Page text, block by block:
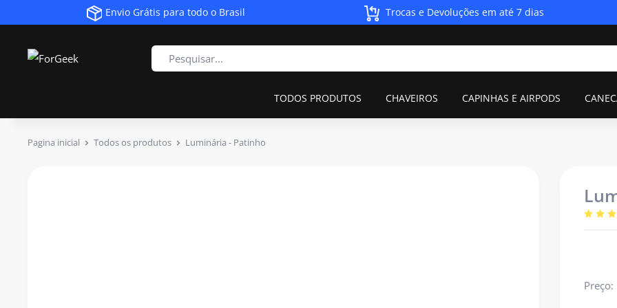
Envio Grátis para todo o Brasil Trocas e Devoluções em até 7 dias
TODOS PRODUTOS CHAVEIROS CAPINHAS E AIRPODS
Pagina inicial Todos os produtos Luminária - Patinho
Preço: